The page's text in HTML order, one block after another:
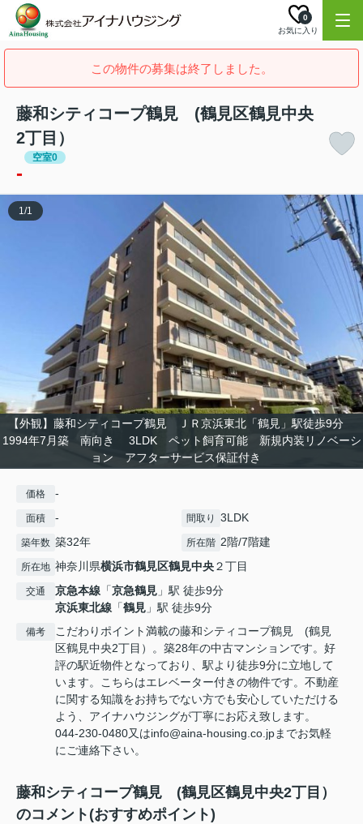
お気に入り
0
この物件の募集は終了しました。
藤和シティコープ鶴見 (鶴見区鶴見中央
2丁目）
空室0
-
【外観】藤和シティコープ鶴見 ＪＲ京浜東北「鶴見」駅徒歩9分
1994年7月築 南向き 3LDK ペット飼育可能 新規内装リノベーシ
ョン アフターサービス保証付き
1/1
価格 -
面積 - 間取り 3LDK
築年数 築32年 所在階 2階/7階建
所在地 神奈川県横浜市鶴見区鶴見中央２丁目
交通 京急本線 「京急鶴見 」駅 徒歩9分
京浜東北線 「鶴見 」駅 徒歩9分
備考
こだわりポイント満載の藤和シティコープ鶴見 (鶴見
区鶴見中央2丁目）。築28年の中古マンションです。好
評の駅近物件となっており、駅より徒歩9分に立地して
います。こちらはエレベーター付きの物件です。不動産
に関する知識をお持ちでない方でも安心していただける
よう、アイナハウジングが丁寧にお応え致します。
044-230-0480又はinfo@aina-housing.co.jpまでお気軽
にご連絡下さい。
藤和シティコープ鶴見 (鶴見区鶴見中央2丁目）
のコメント(おすすめポイント)